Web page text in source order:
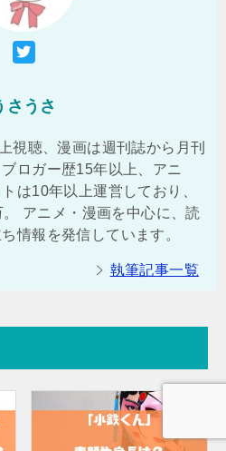
さうさ
視聴、漫画は週刊誌から月刊
ロガー歴15年以上、アニ
は10年以上運営しており、
アニメ・漫画を中心に、読
情報を発信しています。
執筆記事一覧